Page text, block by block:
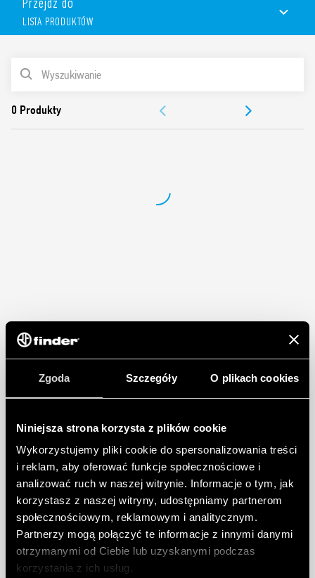
Zgoda Szczegóły O plikach cookies
Niniejsza strona korzysta z plików cookie
Wykorzystujemy pliki cookie do spersonalizowania treści
i reklam, aby oferować funkcje społecznościowe i
analizować ruch w naszej witrynie. Informacje o tym, jak
korzystasz z naszej witryny, udostępniamy partnerom
społecznościowym, reklamowym i analitycznym.
Partnerzy mogą połączyć te informacje z innymi danymi
otrzymanymi od Ciebie lub uzyskanymi podczas
korzystania z ich usług.
Szerokość 6.2 mm. Idealny do PLC i systemów elektronicznych.
Dostępna wersja do zastosowań kolejowych (Typ 39.31T).
Możliwość zastosowania modułu bezpiecznikowego
mm) dla szybkiego i łatwego zabezpieczenia obwodu
wyjściowego
Możliwe grupowe połączenie zacisków A1, A2 lub 11 za
Dostępny również w wersji do linii długich, sterowanie 125 V
LISTA PRODUKTÓW
LISTA PRODUKTÓW
ZEZWOLENIA